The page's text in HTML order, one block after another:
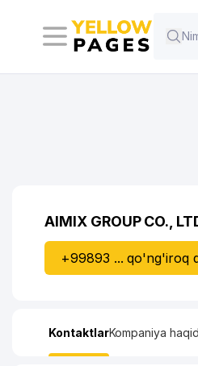
AIMIX GROUP CO.,
+99893 ... qo'ng'iroq
KontaktlarKompaniya